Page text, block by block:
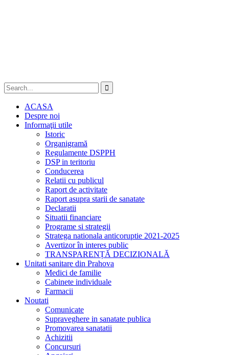
ACASA
Despre noi
Informaţii utile
Istoric
Organigramă
Regulamente DSPPH
DSP in teritoriu
Conducerea
Relatii cu publicul
Raport de activitate
Raport asupra starii de sanatate
Declaratii
Situatii financiare
Programe si strategii
Stratega nationala anticoruptie 2021-2025
Avertizor în interes public
TRANSPARENȚĂ DECIZIONALĂ
Unitati sanitare din Prahova
Medici de familie
Cabinete individuale
Farmacii
Noutati
Comunicate
Supraveghere in sanatate publica
Promovarea sanatatii
Achizitii
Concursuri